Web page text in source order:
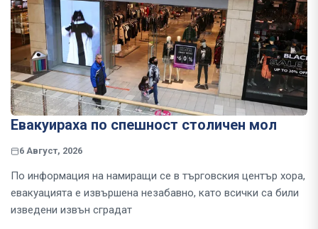
Евакуираха по спешност столичен мол
6 Август, 2026
По информация на намиращи се в търговския център хора,
евакуацията е извършена незабавно, като всички са били
изведени извън сградат